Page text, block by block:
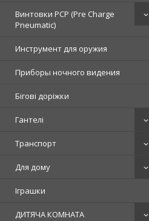
Винтовки PCP (Pre Charge
Pneumatic)
Инструмент для оружия
Приборы ночного видения
Бігові доріжки
Гантелі
Транспорт
Для дому
Іграшки
ДИТЯЧА КОМНАТА